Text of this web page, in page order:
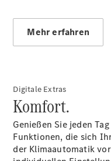
CLA
EQE
Mehr erfahren
Digitale Extras
Komfort.
Genießen Sie jeden
Funktionen, die sich
der Klimaautomatik